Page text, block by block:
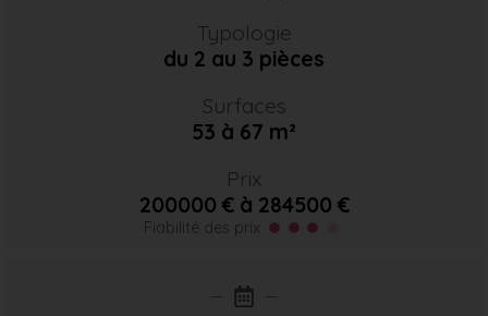
Typologie
du 2 au 3 pièces
Surfaces
53 à 67 m²
Prix
200000 € à 284500 €
Fiabilité des prix